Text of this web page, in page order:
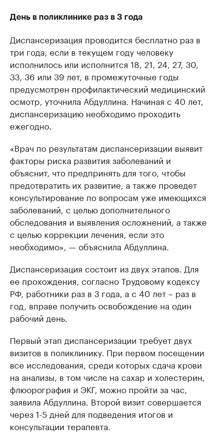
День в поликлинике раз в 3 года
Диспансеризация проводится бесплатно раз в
три года, если в текущем году человеку
исполнилось или исполнится 18, 21, 24, 27, 30,
33, 36 или 39 лет, в промежуточные годы
предусмотрен профилактический медицинский
осмотр, уточнила Абдуллина. Начиная с 40 лет,
диспансеризацию необходимо проходить
ежегодно.
«Врач по результатам диспансеризации выявит
факторы риска развития заболеваний и
объяснит, что предпринять для того, чтобы
предотвратить их развитие, а также проведет
консультирование по вопросам уже имеющихся
заболеваний, с целью дополнительного
обследования и выявления осложнений, а также
с целью коррекции лечения, если это
необходимо», — объяснила Абдуллина.
Диспансеризация состоит из двух этапов. Для
ее прохождения, согласно Трудовому кодексу
РФ, работники раз в 3 года, а с 40 лет – раз в
год, вправе получить освобождение на один
рабочий день.
Первый этап диспансеризации требует двух
визитов в поликлинику. При первом посещении
все исследования, среди которых сдача крови
на анализы, в том числе на сахар и холестерин,
флюорография и ЭКГ, можно пройти за час,
заявила Абдуллина. Второй визит совершается
через 1-5 дней для подведения итогов и
консультации терапевта.